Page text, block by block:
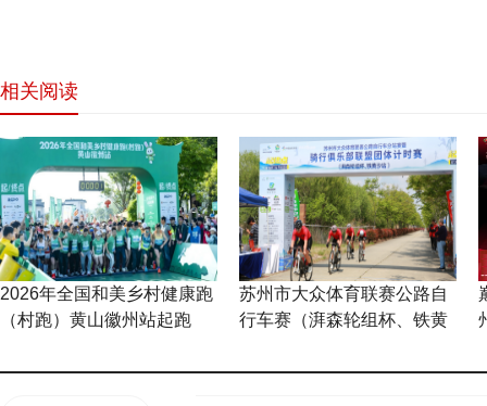
相关阅读
2026年全国和美乡村健康跑
（村跑）黄山徽州站起跑
苏州市大众体育联赛公路自
行车赛（湃森轮组杯、铁黄